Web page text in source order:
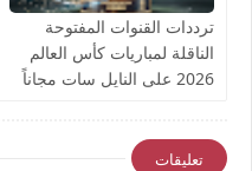
ترددات القنوات المفتوحة
الناقلة لمباريات كأس العالم
2026 على النايل سات مجاناً
تعليقات